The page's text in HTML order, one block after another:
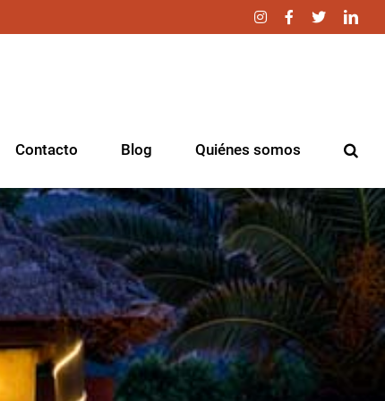
InstagramFacebook
Twitter
Contacto Blog Quiénes somos